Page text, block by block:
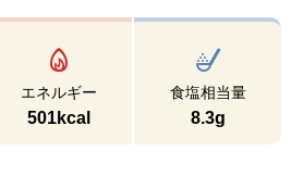
エネルギー
501kcal
食塩相当量
8.3g